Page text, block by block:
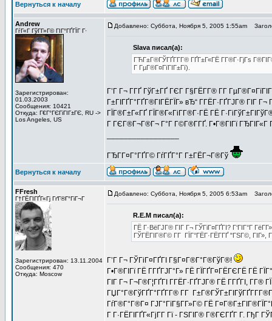
Вернуться к началу
Andrew
ГѓГ«Г ГўГ­Г»Г© ГІГ°ГҐГЇГ Г·
Зарегистрирован:
01.03.2003
Сообщения: 10421
Откуда: Г€Г°ГЄГіГІГ±ГЄ, RU ->
Los Angeles, US
Добавлено: Суббота, Ноября 5, 2005 1:55am
Slava писал(а):
ГЋГ±Г®ГЎГҐГ­Г­Г® ГҐГ±Г«ГЁ Г­Г®Г·ГјГѕ
Г ГµГ®Г¤ГїГІГ±Гї).
Г’Г Г¬ Г­ГҐ ГўГ±ГҐ ГЄГ Г§ГЁГ­Г® Г­Г
Г±ГІГҐГ°ГҐГ®ГІГЁГЇГ» вЂ“ Г­ГЁГ·ГҐГЈГ® ГІГ
ГЇГ®Г±Г«ГҐ ГЇГ®Г«ГіГ­Г®Г·ГЁ ГЁ
Г ГЄГ®Г¬Г®Г¬ Г°Г Г©Г®Г­ГҐ. Г•Г®ГІГї ГЂГІГ«Г
ГЂГ­Г¤Г°ГҐГ© ГѓГҐГ°Г Г±ГЁГ¬Г®Гў
Вернуться к началу
FFresh
Г†ГЁГІГҐГ«Гј ГґГ®Г°ГіГ¬Г
Зарегистрирован: 13.11.2004
Сообщения: 470
Откуда: Moscow
Добавлено: Суббота, Ноября 5, 2005 6:53am
R.E.M писал(а):
ГЁ Г·ВёГЈГ® ГІГ Г¬ ГЎГіГ¤ГҐГІ? Г‘ГІГ°Г
ГЎГЁГІГ®Г© Г­Г ГЇГ°ГЁГ·ГЁГ­ГҐ "ГЅГ©, ГІГ»,
Г’Г Г¬ ГЎГіГ¤ГҐГІ Г§Г¤Г®Г°Г®ГўГ®!
Г•Г®ГІГї ГЁ Г­ГҐГЈГ°Г» ГЁ ГЇГҐГ¤ГЁГЄГЁ ГЁ
ГІГ Г¬ Г¬Г®Г¦ГҐГІ Г­ГЁГ·ГҐГЈГ® ГЁ Г­ГҐГІ, Г­Г®
ГЏГ°Г®ГўГҐГ°ГҐГ­Г® Г­Г
ГѓГ®Г°Г®Г¤ ГЈГ°ГїГ§Г­Г»Г© ГЁ
Г Г·ГЁГІГҐГ«ГјГ­Г Гї - ГЅГІГ® Г®ГЄГҐГ Г­. ГђГ